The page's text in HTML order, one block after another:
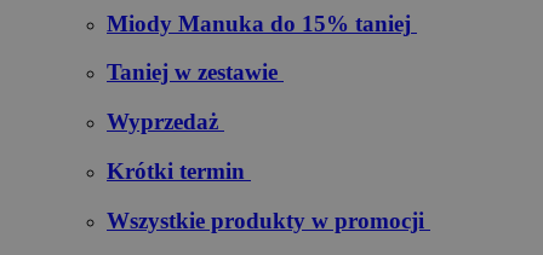
Miody Manuka do 15% taniej
Taniej w zestawie
Wyprzedaż
Krótki termin
Wszystkie produkty w promocji